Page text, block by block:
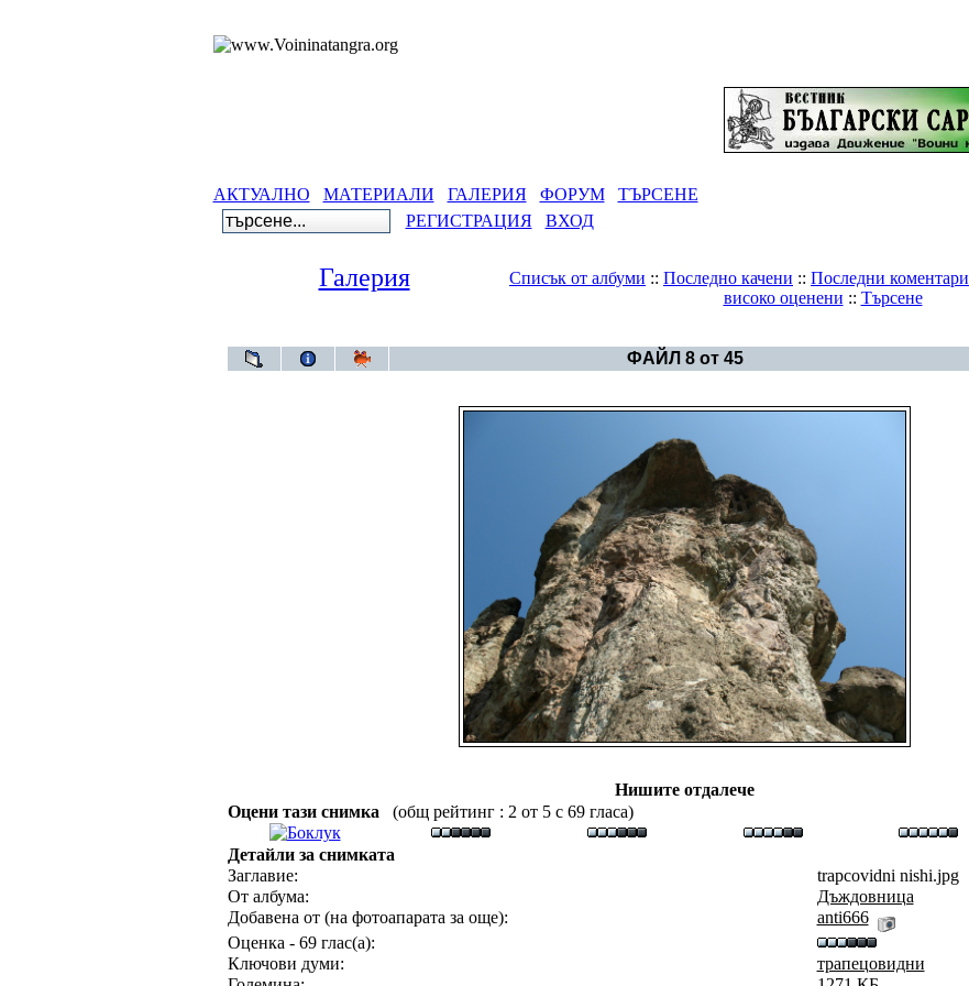
АКТУАЛНО МАТЕРИАЛИ ГАЛЕРИЯ ФОРУМ
ТЪРСЕНЕ
РЕГИСТРАЦИЯ
ВХОД
Галерия Списък от албуми :: Последно качени :: Последни коментари
високо оценени :: Търсене
ФАЙЛ 8 от 45
Нишите отдалече
Оцени тази снимка
(общ рейтинг : 2 от 5 с 69 гласа)
Детайли за снимката
Заглавие:
trapcovidni nishi.jpg
От албума:
Дъждовница
Добавена от (на фотоапарата за още):
аnti666
Оценка - 69 глас(а):
Ключови думи:
трапецовидни